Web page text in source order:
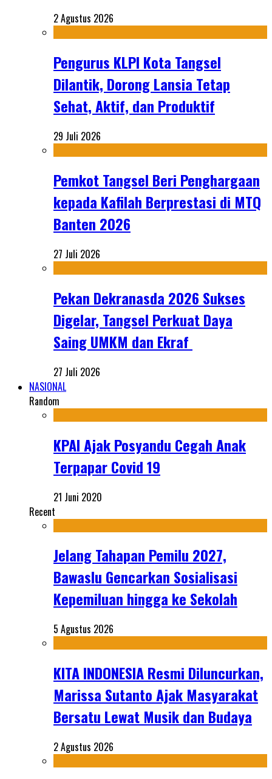
2 Agustus 2026
Pengurus KLPI Kota Tangsel
Dilantik, Dorong Lansia Tetap
Sehat, Aktif, dan Produktif
29 Juli 2026
Pemkot Tangsel Beri Penghargaan
kepada Kafilah Berprestasi di MTQ
Banten 2026
27 Juli 2026
Pekan Dekranasda 2026 Sukses
Digelar, Tangsel Perkuat Daya
Saing UMKM dan Ekraf
27 Juli 2026
NASIONAL
Random
KPAI Ajak Posyandu Cegah Anak
Terpapar Covid 19
21 Juni 2020
Recent
Jelang Tahapan Pemilu 2027,
Bawaslu Gencarkan Sosialisasi
Kepemiluan hingga ke Sekolah
5 Agustus 2026
KITA INDONESIA Resmi Diluncurkan,
Marissa Sutanto Ajak Masyarakat
Bersatu Lewat Musik dan Budaya
2 Agustus 2026